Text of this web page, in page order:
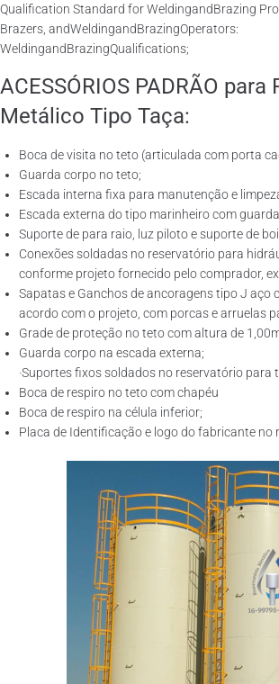
Qualification Standard for WeldingandBrazing
Brazers, andWeldingandBrazingOperators:
WeldingandBrazingQualifications;
ACESSÓRIOS PADRÃO
Metálico Tipo Taça:
Boca de visita no teto (articulada com porta
Guarda corpo no teto;
Escada interna fixa para manutenção e
Escada externa do tipo marinheiro com
Suporte de para raio, luz piloto e suporte de
Conexões soldadas no reservatório para
conforme projeto fornecido pelo comprador,
Sapatas e Ganchos de ancoragens tipo J aço
acordo com o projeto, com porcas e arruelas
Grade de proteção no teto com altura de
Guarda corpo na escada externa;
·Suportes fixos soldados no reservatório para
Boca de respiro no teto com chapéu
Boca de respiro na célula inferior;
Placa de Identificação e logo do fabricante no